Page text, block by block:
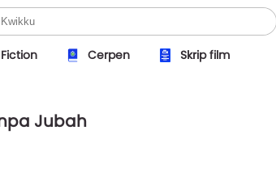
Cerpen Skrip film
Jubah